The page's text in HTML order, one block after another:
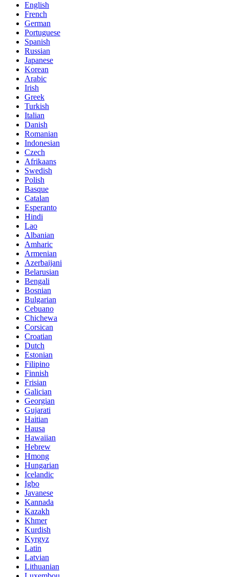
English
French
German
Portuguese
Spanish
Russian
Japanese
Korean
Arabic
Irish
Greek
Turkish
Italian
Danish
Romanian
Indonesian
Czech
Afrikaans
Swedish
Polish
Basque
Catalan
Esperanto
Hindi
Lao
Albanian
Amharic
Armenian
Azerbaijani
Belarusian
Bengali
Bosnian
Bulgarian
Cebuano
Chichewa
Corsican
Croatian
Dutch
Estonian
Filipino
Finnish
Frisian
Galician
Georgian
Gujarati
Haitian
Hausa
Hawaiian
Hebrew
Hmong
Hungarian
Icelandic
Igbo
Javanese
Kannada
Kazakh
Khmer
Kurdish
Kyrgyz
Latin
Latvian
Lithuanian